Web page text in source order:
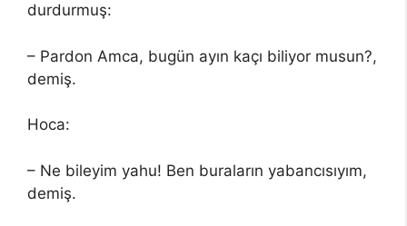
durdurmuş:
– Pardon Amca, bugün ayın kaçı biliyor musun?,
demiş.
Hoca:
– Ne bileyim yahu! Ben buraların yabancısıyım,
demiş.